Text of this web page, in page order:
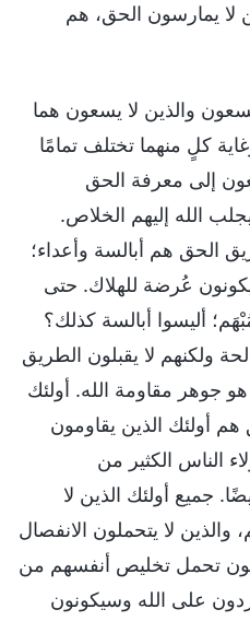
لا يمارسون الحق، هم
والذين لا يسعون هما
كلٍ منهما تختلف تمامًا
إلى معرفة الحق
الله إليهم الخلاص.
الحق هم أبالسة وأعداء؛
عُرضة للهلاك. حتى
أليسوا أبالسة كذلك؟
ولكنهم لا يقبلون الطريق
جوهر مقاومة الله. أولئك
هم أولئك الذين يقاومون
الناس الكثير من
جميع أولئك الذين لا
والذين لا يتحملون الانفصال
تحمل تخليص أنفسهم من
على الله وسيكونون